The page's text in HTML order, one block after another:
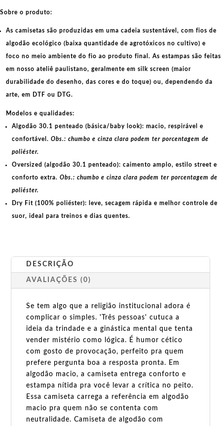
Sobre o produto:
As camisetas são produzidas em uma cadeia sustentável, com fios de
algodão ecológico (baixa quantidade de agrotóxicos no cultivo) e
foco no meio ambiente do fio ao produto final. As estampas são feitas
em nosso ateliê paulistano, geralmente em silk screen (maior
durabilidade do desenho, das cores e do toque) ou, dependendo da
arte, em DTF ou DTG.
Modelos e qualidades:
Algodão 30.1 penteado (básica/baby look): macio, respirável e
confortável. Obs.: chumbo e cinza clara podem ter porcentagem de
poliéster.
Oversized (algodão 30.1 penteado): caimento amplo, estilo street e
conforto extra. Obs.: chumbo e cinza clara podem ter porcentagem de
poliéster.
Dry Fit (100% poliéster): leve, secagem rápida e melhor controle de
suor, ideal para treinos e dias quentes.
DESCRIÇÃO
AVALIAÇÕES (0)
Se tem algo que a religião institucional adora é
complicar o simples. 'Três pessoas' cutuca a
ideia da trindade e a ginástica mental que tenta
vender mistério como lógica. É humor cético
com gosto de provocação, perfeito pra quem
prefere pergunta boa a resposta pronta. Em
algodão macio, a camiseta entrega conforto e
estampa nítida pra você levar a crítica no peito.
Essa camiseta carrega a referência em algodão
macio pra quem não se contenta com
neutralidade. Camiseta de algodão com